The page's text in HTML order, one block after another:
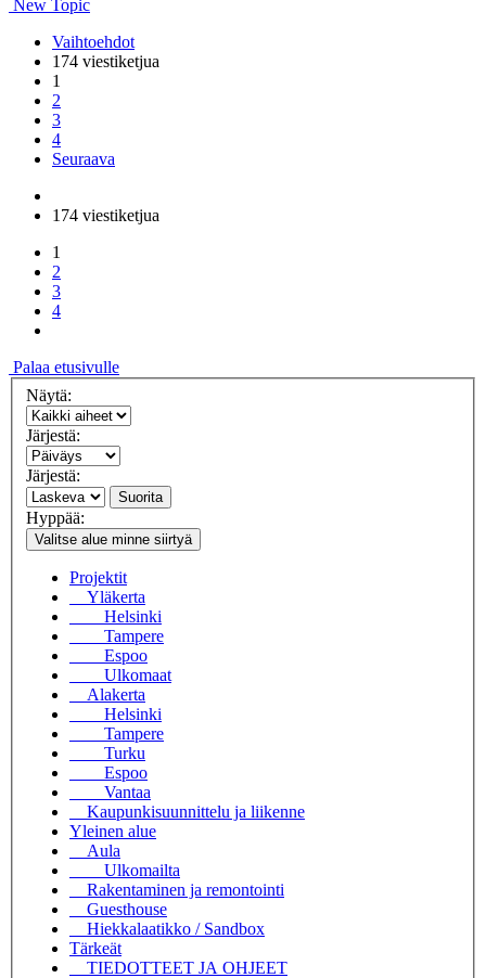
New Topic
Vaihtoehdot
174 viestiketjua
1
2
3
4
Seuraava
174 viestiketjua
1
2
3
4
Palaa etusivulle
Näytä:
Järjestä:
Järjestä:
Suorita
Hyppää:
Valitse alue minne siirtyä
Projektit
Yläkerta
Helsinki
Tampere
Espoo
Ulkomaat
Alakerta
Helsinki
Tampere
Turku
Espoo
Vantaa
Kaupunkisuunnittelu ja liikenne
Yleinen alue
Aula
Ulkomailta
Rakentaminen ja remontointi
Guesthouse
Hiekkalaatikko / Sandbox
Tärkeät
TIEDOTTEET JA OHJEET